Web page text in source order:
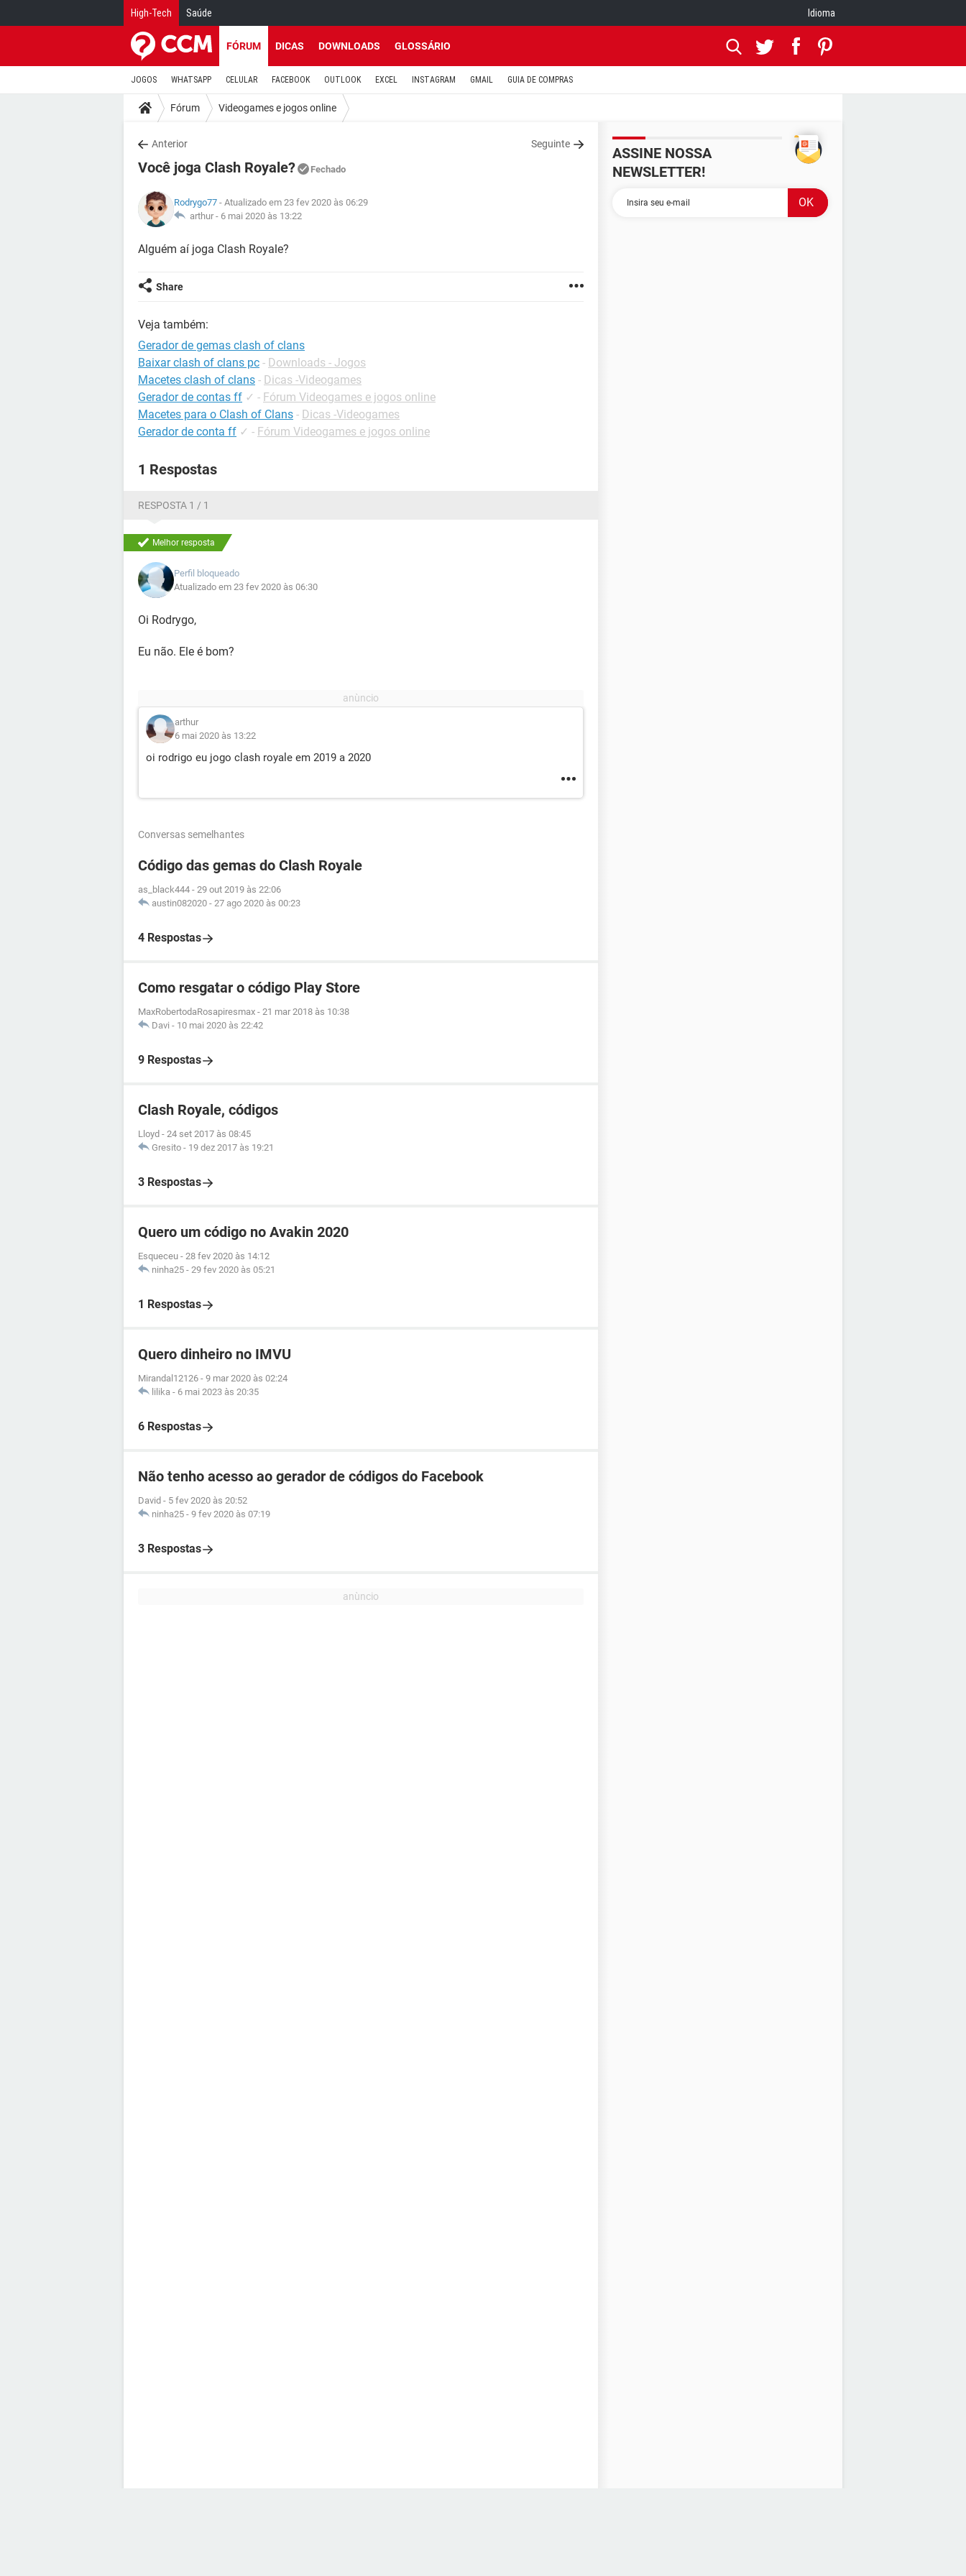
High-Tech Saúde Idioma
FÓRUM DICAS DOWNLOADS GLOSSÁRIO
JOGOS WHATSAPP CELULAR FACEBOOK OUTLOOK EXCEL INSTAGRAM GMAIL GUIA DE COMPRAS
Fórum Videogames e jogos online
Anterior Seguinte
Você joga Clash Royale? Fechado
Rodrygo77 - Atualizado em 23 fev 2020 às 06:29
arthur - 6 mai 2020 às 13:22
Alguém aí joga Clash Royale?
Share
Veja também:
Gerador de gemas clash of clans
Baixar clash of clans pc - Downloads - Jogos
Macetes clash of clans - Dicas -Videogames
Gerador de contas ff ✓ - Fórum Videogames e jogos online
Macetes para o Clash of Clans - Dicas -Videogames
Gerador de conta ff ✓ - Fórum Videogames e jogos online
1 Respostas
RESPOSTA 1 / 1
Melhor resposta
Perfil bloqueado
Atualizado em 23 fev 2020 às 06:30
Oi Rodrygo,
Eu não. Ele é bom?
arthur
6 mai 2020 às 13:22
oi rodrigo eu jogo clash royale em 2019 a 2020
Conversas semelhantes
Código das gemas do Clash Royale
as_black444 - 29 out 2019 às 22:06
austin082020 - 27 ago 2020 às 00:23
4 Respostas
Como resgatar o código Play Store
MaxRobertodaRosapiresmax - 21 mar 2018 às 10:38
Davi - 10 mai 2020 às 22:42
9 Respostas
Clash Royale, códigos
Lloyd - 24 set 2017 às 08:45
Gresito - 19 dez 2017 às 19:21
3 Respostas
Quero um código no Avakin 2020
Esqueceu - 28 fev 2020 às 14:12
ninha25 - 29 fev 2020 às 05:21
1 Respostas
Quero dinheiro no IMVU
Mirandal12126 - 9 mar 2020 às 02:24
lilika - 6 mai 2023 às 20:35
6 Respostas
Não tenho acesso ao gerador de códigos do Facebook
David - 5 fev 2020 às 20:52
ninha25 - 9 fev 2020 às 07:19
3 Respostas
ASSINE NOSSA
NEWSLETTER!